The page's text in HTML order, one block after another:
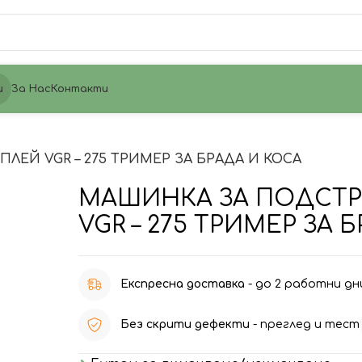
За Нас Контакти
VGR – 275 ТРИМЕР ЗА БРАДА И КОСА
МАШИНКА ЗА
VGR – 275 ТРИМЕР ЗА
Експресна доставка - до 2 работни
Без скрити дефекти - преглед и тест